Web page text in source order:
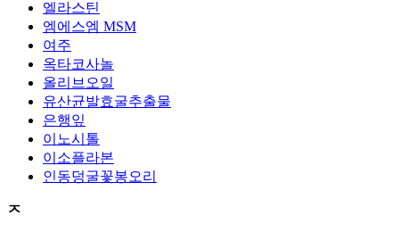
엘라스틴
엠에스엠 MSM
여주
옥타코사놀
올리브오일
유산균발효굴추출물
은행잎
이노시톨
이소플라본
인동덩굴꽃봉오리
ㅈ